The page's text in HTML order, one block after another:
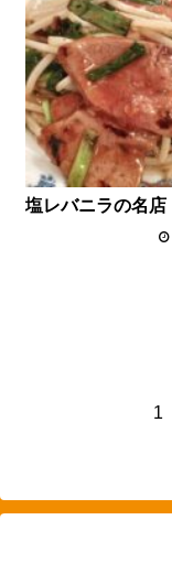
塩レバニラの名店
1